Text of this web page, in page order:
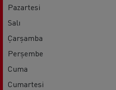
Pazartesi
Salı
Çarşamba
Perşembe
Cuma
Cumartesi